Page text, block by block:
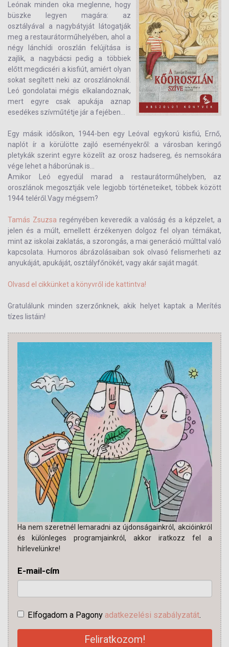
Leónak minden oka meglenne, hogy
büszke legyen magára: az
osztályával a nagybátyját látogatják
meg a restaurátorműhelyében, ahol a
négy lánchídi oroszlán felújítása is
zajlik, a nagybácsi pedig a többiek
előtt megdicséri a kisfiút, amiért olyan
sokat segített neki az oroszlánoknál.
Leó gondolatai mégis elkalandoznak,
mert egyre csak apukája aznap
esedékes szívműtétje jár a fejében...
Egy másik idősíkon, 1944-ben egy Leóval egykorú kisfiú, Ernő,
naplót ír a körülötte zajló eseményekről: a városban keringő
pletykák szerint egyre közelít az orosz hadsereg, és nemsokára
vége lehet a háborúnak is...
Amikor Leó egyedül marad a restaurátorműhelyben, az
oroszlánok megosztják vele legjobb történeteiket, többek között
1944 teléről.Vagy mégsem?
Tamás Zsuzsa regényében keveredik a valóság és a képzelet, a
jelen és a múlt, emellett érzékenyen dolgoz fel olyan témákat,
mint az iskolai zaklatás, a szorongás, a mai generáció múlttal való
kapcsolata. Humoros ábrázolásaiban sok olvasó felismerheti az
anyukáját, apukáját, osztályfőnökét, vagy akár saját magát.
Olvasd el cikkünket a könyvről ide kattintva!
Gratulálunk minden szerzőnknek, akik helyet kaptak a Merítés
tízes listáin!
Ha nem szeretnél lemaradni az újdonságainkról, akcióinkról
és különleges programjainkról, akkor iratkozz fel a
hírlevelünkre!
E-mail-cím
Elfogadom a Pagony adatkezelési szabályzatát.
Feliratkozom!